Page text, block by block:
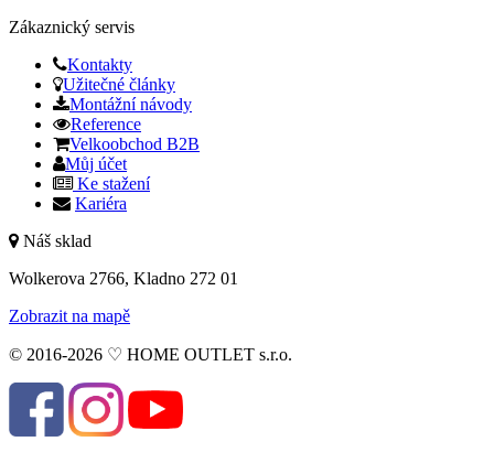
Zákaznický servis
Kontakty
Užitečné články
Montážní návody
Reference
Velkoobchod B2B
Můj účet
Ke stažení
Kariéra
Náš sklad
Wolkerova 2766, Kladno 272 01
Zobrazit na mapě
© 2016-2026 ♡ HOME OUTLET s.r.o.